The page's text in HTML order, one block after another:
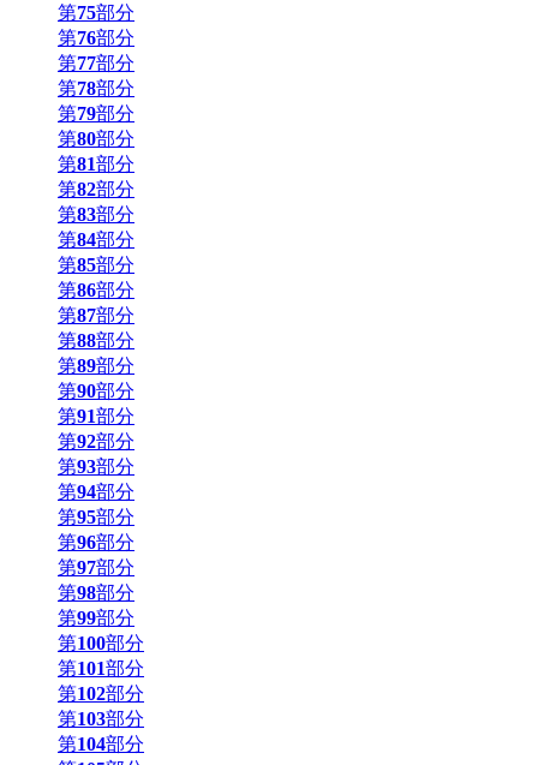
第75部分
第76部分
第77部分
第78部分
第79部分
第80部分
第81部分
第82部分
第83部分
第84部分
第85部分
第86部分
第87部分
第88部分
第89部分
第90部分
第91部分
第92部分
第93部分
第94部分
第95部分
第96部分
第97部分
第98部分
第99部分
第100部分
第101部分
第102部分
第103部分
第104部分